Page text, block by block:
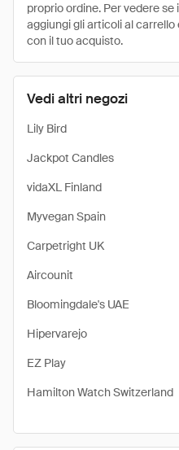
Vedi altri negozi
Lily Bird
Jackpot Candles
vidaXL Finland
Myvegan Spain
Carpetright UK
Aircounit
Bloomingdale's UAE
Hipervarejo
EZ Play
Hamilton Watch Switzerland
proprio ordine. Per vedere
aggiungi gli articoli al
con il tuo acquisto.